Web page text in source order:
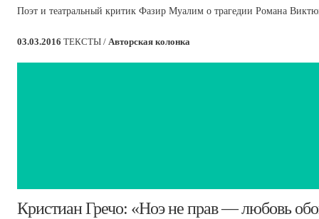
Поэт и театральный критик Фазир Муалим о трагедии Романа
03.03.2016 ТЕКСТЫ / Авторская колонка
​Кристиан Гречо: «Ноэ не прав — любовь